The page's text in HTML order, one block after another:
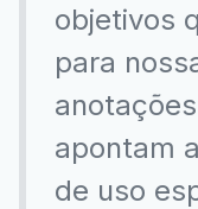
objetivos
para
apontam
de uso